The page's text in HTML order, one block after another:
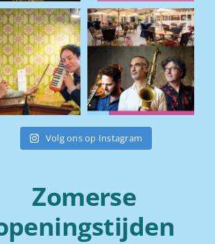
Volg ons op Instagram
Zomerse